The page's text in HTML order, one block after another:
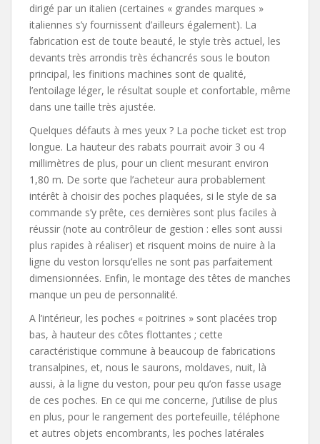
dirigé par un italien (certaines « grandes marques »
italiennes s’y fournissent d’ailleurs également). La
fabrication est de toute beauté, le style très actuel, les
devants très arrondis très échancrés sous le bouton
principal, les finitions machines sont de qualité,
l’entoilage léger, le résultat souple et confortable, même
dans une taille très ajustée.
Quelques défauts à mes yeux ? La poche ticket est trop
longue. La hauteur des rabats pourrait avoir 3 ou 4
millimètres de plus, pour un client mesurant environ
1,80 m. De sorte que l’acheteur aura probablement
intérêt à choisir des poches plaquées, si le style de sa
commande s’y prête, ces dernières sont plus faciles à
réussir (note au contrôleur de gestion : elles sont aussi
plus rapides à réaliser) et risquent moins de nuire à la
ligne du veston lorsqu’elles ne sont pas parfaitement
dimensionnées. Enfin, le montage des têtes de manches
manque un peu de personnalité.
A l’intérieur, les poches « poitrines » sont placées trop
bas, à hauteur des côtes flottantes ; cette
caractéristique commune à beaucoup de fabrications
transalpines, et, nous le saurons, moldaves, nuit, là
aussi, à la ligne du veston, pour peu qu’on fasse usage
de ces poches. En ce qui me concerne, j’utilise de plus
en plus, pour le rangement des portefeuille, téléphone
et autres objets encombrants, les poches latérales